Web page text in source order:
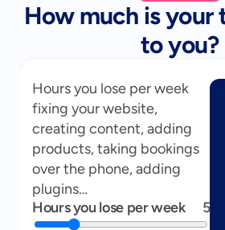
How much is
to you?
Hours you lose per week
fixing your website,
creating content, adding
products, taking bookings
over the phone, adding
plugins…
Hours you lose per week
5